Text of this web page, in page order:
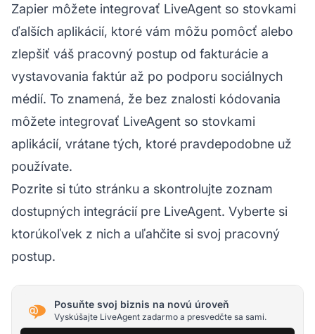
Zapier môžete integrovať LiveAgent so stovkami
ďalších aplikácií, ktoré vám môžu pomôcť alebo
zlepšiť váš pracovný postup od fakturácie a
vystavovania faktúr až po podporu sociálnych
médií. To znamená, že bez znalosti kódovania
môžete integrovať LiveAgent so stovkami
aplikácií, vrátane tých, ktoré pravdepodobne už
používate.
Pozrite si túto stránku a skontrolujte zoznam
dostupných integrácií pre LiveAgent. Vyberte si
ktorúkoľvek z nich a uľahčite si svoj pracovný
postup.
Posuňte svoj biznis na novú úroveň
Vyskúšajte LiveAgent zadarmo a presvedčte sa sami.